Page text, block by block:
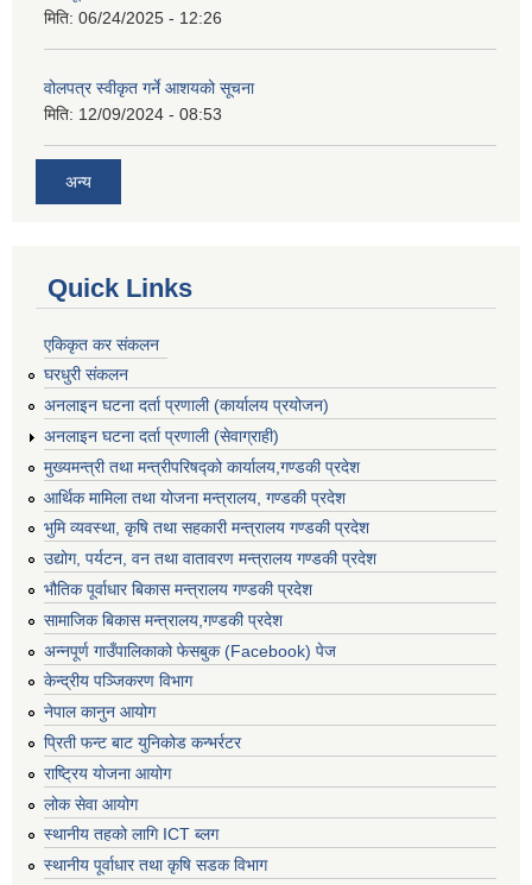
मिति: 06/24/2025 - 12:26
वोलपत्र स्वीकृत गर्ने आशयको सूचना
मिति: 12/09/2024 - 08:53
अन्य
Quick Links
एकिकृत कर संकलन
घरधुरी संकलन
अनलाइन घटना दर्ता प्रणाली (कार्यालय प्रयोजन)
अनलाइन घटना दर्ता प्रणाली (सेवाग्राही)
मुख्यमन्त्री तथा मन्त्रीपरिषद्को कार्यालय,गण्डकी प्रदेश
आर्थिक मामिला तथा योजना मन्त्रालय, गण्डकी प्रदेश
भुमि व्यवस्था, कृषि तथा सहकारी मन्त्रालय गण्डकी प्रदेश
उद्योग, पर्यटन, वन तथा वातावरण मन्त्रालय गण्डकी प्रदेश
भौतिक पूर्वाधार बिकास मन्त्रालय गण्डकी प्रदेश
सामाजिक बिकास मन्त्रालय,गण्डकी प्रदेश
अन्नपूर्ण गाउँपालिकाको फेसबुक (Facebook) पेज
केन्द्रीय पञ्जिकरण विभाग
नेपाल कानुन आयोग
प्रिती फन्ट बाट युनिकोड कन्भर्रटर
राष्ट्रिय योजना आयोग
लोक सेवा आयोग
स्थानीय तहको लागि ICT ब्लग
स्थानीय पूर्वाधार तथा कृषि सडक विभाग